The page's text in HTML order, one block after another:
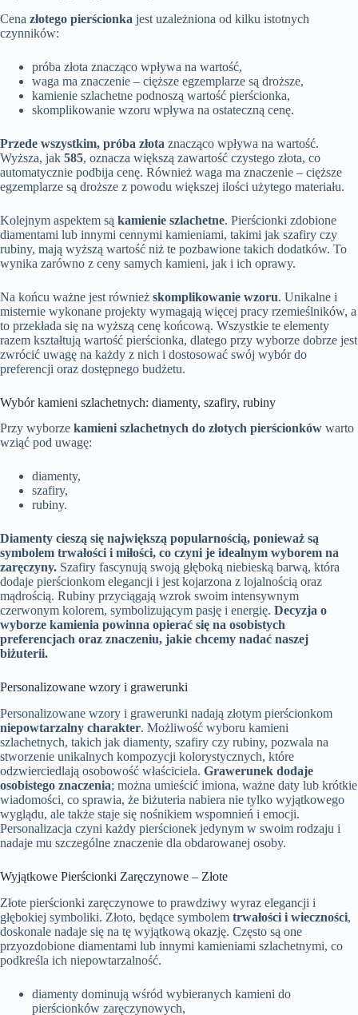
Cena złotego pierścionka jest uzależniona od kilku istotnych
czynników:
próba złota znacząco wpływa na wartość,
waga ma znaczenie – cięższe egzemplarze są droższe,
kamienie szlachetne podnoszą wartość pierścionka,
skomplikowanie wzoru wpływa na ostateczną cenę.
Przede wszystkim, próba złota znacząco wpływa na wartość.
Wyższa, jak 585, oznacza większą zawartość czystego złota, co
automatycznie podbija cenę. Również waga ma znaczenie – cięższe
egzemplarze są droższe z powodu większej ilości użytego materiału.
Kolejnym aspektem są kamienie szlachetne. Pierścionki zdobione
diamentami lub innymi cennymi kamieniami, takimi jak szafiry czy
rubiny, mają wyższą wartość niż te pozbawione takich dodatków. To
wynika zarówno z ceny samych kamieni, jak i ich oprawy.
Na końcu ważne jest również skomplikowanie wzoru. Unikalne i
misternie wykonane projekty wymagają więcej pracy rzemieślników, a
to przekłada się na wyższą cenę końcową. Wszystkie te elementy
razem kształtują wartość pierścionka, dlatego przy wyborze dobrze jest
zwrócić uwagę na każdy z nich i dostosować swój wybór do
preferencji oraz dostępnego budżetu.
Wybór kamieni szlachetnych: diamenty, szafiry, rubiny
Przy wyborze kamieni szlachetnych do złotych pierścionków warto
wziąć pod uwagę:
diamenty,
szafiry,
rubiny.
Diamenty cieszą się największą popularnością, ponieważ są
symbolem trwałości i miłości, co czyni je idealnym wyborem na
zaręczyny. Szafiry fascynują swoją głęboką niebieską barwą, która
dodaje pierścionkom elegancji i jest kojarzona z lojalnością oraz
mądrością. Rubiny przyciągają wzrok swoim intensywnym
czerwonym kolorem, symbolizującym pasję i energię. Decyzja o
wyborze kamienia powinna opierać się na osobistych
preferencjach oraz znaczeniu, jakie chcemy nadać naszej
biżuterii.
Personalizowane wzory i grawerunki
Personalizowane wzory i grawerunki nadają złotym pierścionkom
niepowtarzalny charakter. Możliwość wyboru kamieni
szlachetnych, takich jak diamenty, szafiry czy rubiny, pozwala na
stworzenie unikalnych kompozycji kolorystycznych, które
odzwierciedlają osobowość właściciela. Grawerunek dodaje
osobistego znaczenia; można umieścić imiona, ważne daty lub krótkie
wiadomości, co sprawia, że biżuteria nabiera nie tylko wyjątkowego
wyglądu, ale także staje się nośnikiem wspomnień i emocji.
Personalizacja czyni każdy pierścionek jedynym w swoim rodzaju i
nadaje mu szczególne znaczenie dla obdarowanej osoby.
Wyjątkowe Pierścionki Zaręczynowe – Złote
Złote pierścionki zaręczynowe to prawdziwy wyraz elegancji i
głębokiej symboliki. Złoto, będące symbolem trwałości i wieczności,
doskonale nadaje się na tę wyjątkową okazję. Często są one
przyozdobione diamentami lub innymi kamieniami szlachetnymi, co
podkreśla ich niepowtarzalność.
diamenty dominują wśród wybieranych kamieni do
pierścionków zaręczynowych,